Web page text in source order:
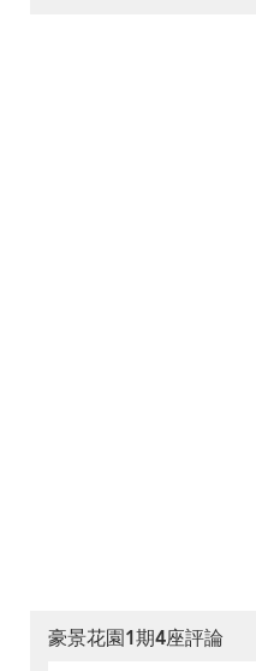
豪景花園1期4座評論